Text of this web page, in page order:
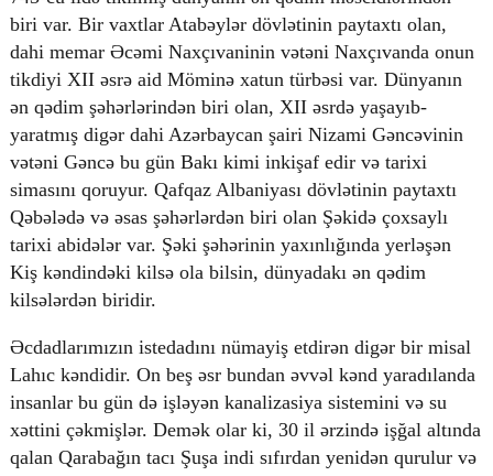
biri var. Bir vaxtlar Atabəylər dövlətinin paytaxtı olan,
dahi memar Əcəmi Naxçıvaninin vətəni Naxçıvanda onun
tikdiyi XII əsrə aid Möminə xatun türbəsi var. Dünyanın
ən qədim şəhərlərindən biri olan, XII əsrdə yaşayıb-
yaratmış digər dahi Azərbaycan şairi Nizami Gəncəvinin
vətəni Gəncə bu gün Bakı kimi inkişaf edir və tarixi
simasını qoruyur. Qafqaz Albaniyası dövlətinin paytaxtı
Qəbələdə və əsas şəhərlərdən biri olan Şəkidə çoxsaylı
tarixi abidələr var. Şəki şəhərinin yaxınlığında yerləşən
Kiş kəndindəki kilsə ola bilsin, dünyadakı ən qədim
kilsələrdən biridir.
Əcdadlarımızın istedadını nümayiş etdirən digər bir misal
Lahıc kəndidir. On beş əsr bundan əvvəl kənd yaradılanda
insanlar bu gün də işləyən kanalizasiya sistemini və su
xəttini çəkmişlər. Demək olar ki, 30 il ərzində işğal altında
qalan Qarabağın tacı Şuşa indi sıfırdan yenidən qurulur və